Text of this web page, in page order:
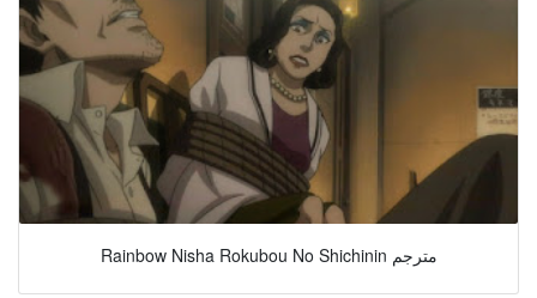
Rainbow Nisha Rokubou No Shichinin مترجم